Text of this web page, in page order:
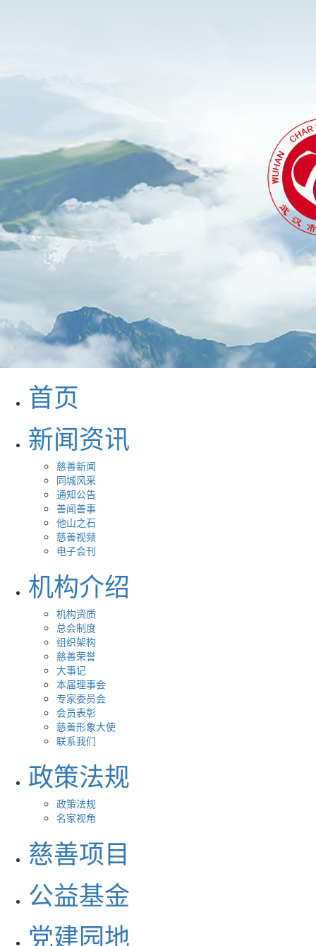
首页
新闻资讯
慈善新闻
同城风采
通知公告
善闻善事
他山之石
慈善视频
电子会刊
机构介绍
机构资质
总会制度
组织架构
慈善荣誉
大事记
本届理事会
专家委员会
会员表彰
慈善形象大使
联系我们
政策法规
政策法规
名家视角
慈善项目
公益基金
党建园地